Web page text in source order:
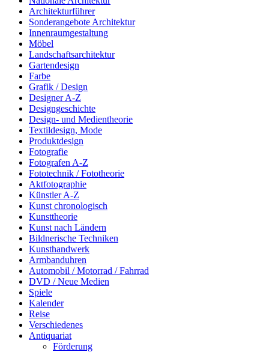
Architekturführer
Sonderangebote Architektur
Innenraumgestaltung
Möbel
Landschaftsarchitektur
Gartendesign
Farbe
Grafik / Design
Designer A-Z
Designgeschichte
Design- und Medientheorie
Textildesign, Mode
Produktdesign
Fotografie
Fotografen A-Z
Fototechnik / Fototheorie
Aktfotographie
Künstler A-Z
Kunst chronologisch
Kunsttheorie
Kunst nach Ländern
Bildnerische Techniken
Kunsthandwerk
Armbanduhren
Automobil / Motorrad / Fahrrad
DVD / Neue Medien
Spiele
Kalender
Reise
Verschiedenes
Antiquariat
Förderung